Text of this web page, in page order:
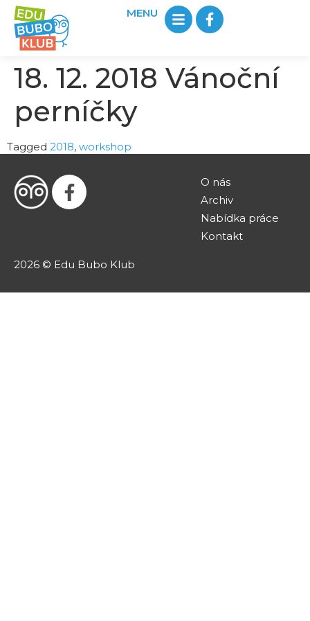
MENU
18. 12. 2018 Vánoční
perníčky
Tagged 2018, workshop
O nás
Archiv
Nabídka práce
Kontakt
2026 © Edu Bubo Klub